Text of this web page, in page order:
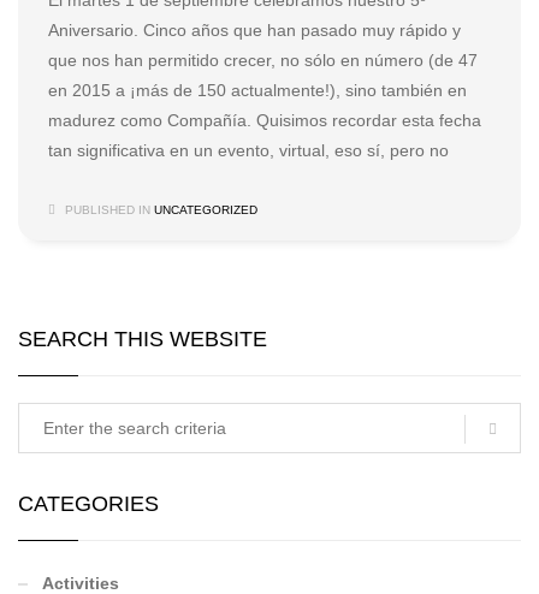
Aniversario. Cinco años que han pasado muy rápido y
que nos han permitido crecer, no sólo en número (de 47
en 2015 a ¡más de 150 actualmente!), sino también en
madurez como Compañía. Quisimos recordar esta fecha
tan significativa en un evento, virtual, eso sí, pero no
PUBLISHED IN UNCATEGORIZED
SEARCH THIS WEBSITE
CATEGORIES
Activities